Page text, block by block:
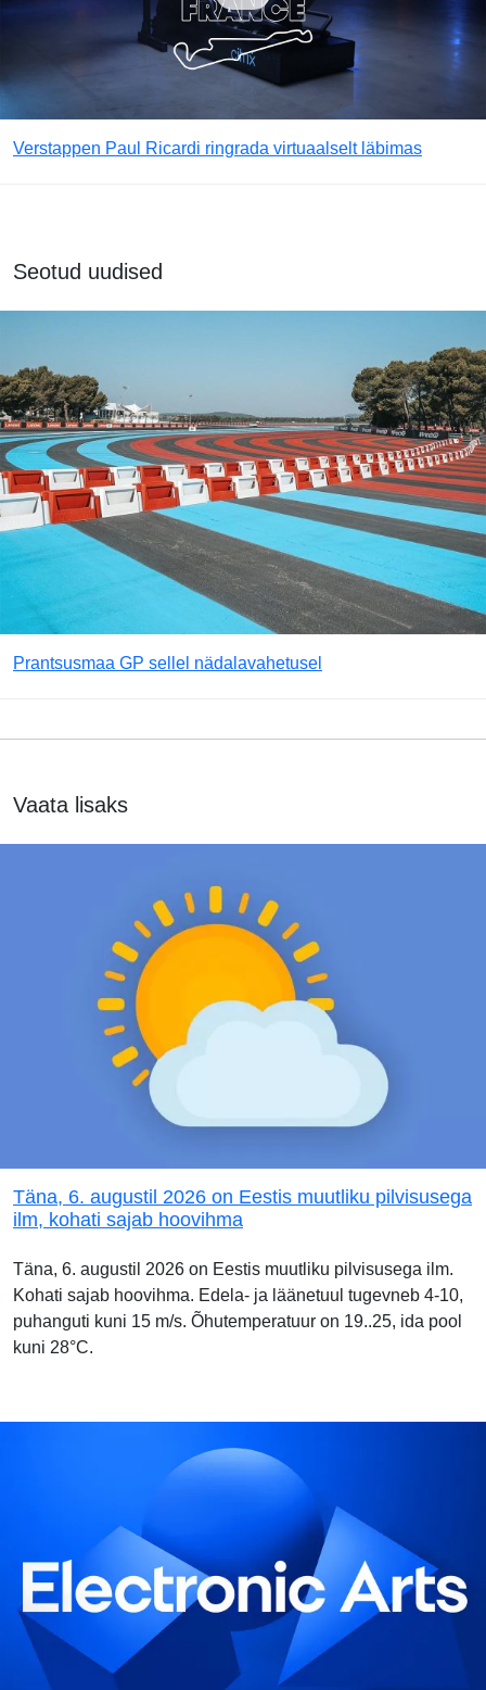
Verstappen Paul Ricardi ringrada virtuaalselt läbimas
Seotud uudised
Prantsusmaa GP sellel nädalavahetusel
Vaata lisaks
Täna, 6. augustil 2026 on Eestis muutliku pilvisusega
ilm, kohati sajab hoovihma
Täna, 6. augustil 2026 on Eestis muutliku pilvisusega ilm.
Kohati sajab hoovihma. Edela- ja läänetuul tugevneb 4-10,
puhanguti kuni 15 m/s. Õhutemperatuur on 19..25, ida pool
kuni 28°C.